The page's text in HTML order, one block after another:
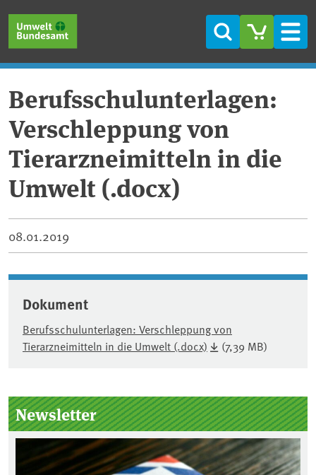
Suche
Berufsschulunterlagen:
Verschleppung von
Tierarzneimitteln in die
Umwelt (.docx)
08.01.2019
Dokument
Berufsschulunterlagen: Verschleppung von
Tierarzneimitteln in die Umwelt (.docx)
(7,39 MB)
Seitenleiste
Newsletter